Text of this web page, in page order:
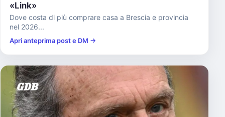
«Link»
Dove costa di più comprare casa a Brescia e provincia
nel 2026...
Apri anteprima post e DM →